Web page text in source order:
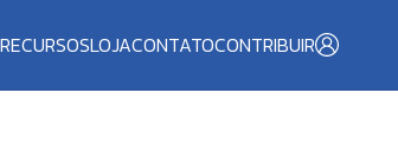
RECURSOSLOJACONTATOCONTRIBUIR